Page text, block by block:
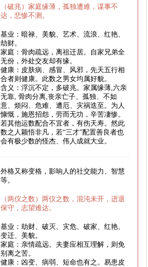
（破兆）家庭缘薄，孤独遭难，谋事不
达，悲惨不测。
基业：暗禄、美貌、艺术、流浪、红艳、
劫财。
家庭：骨肉疏远，离祖迁居。自家兄弟全
无份，外处交友却有缘。
健康：皮肤病、感冒、风邪，先天五行相
合者则健康。此数之男女均属好貌。
含义：浮沉不定，多破兆。家属缘薄,六亲
无靠, 骨肉分离,丧亲亡子、孤独、不如
意、烦闷、危难、遭厄、灾祸迭至。为人
慷慨，施恩招怨，劳而无功，辛苦凄惨。
若其他运数配合不宜者，有伤天寿。然此
数之人颖悟非凡，若“三才”配置善良者也
会有极少数的怪杰、伟人成就大业。
外格又称变格，影响人的社交能力、智慧
等。
（两仪之数）两仪之数，混沌未开，进退
保守，志望难达。
基业：劫财、破灭、灾危、破家、红艳、
变迁、美貌。
家庭：亲情疏远。夫妻应相互理解，则免
别离之苦。
健康：凶变、病弱、短命也有之。易患皮